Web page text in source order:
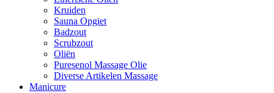
Kruiden
Sauna Opgiet
Badzout
Scrubzout
Oliën
Puresenol Massage Olie
Diverse Artikelen Massage
Manicure